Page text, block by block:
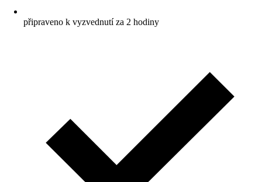
připraveno k vyzvednutí za 2 hodiny